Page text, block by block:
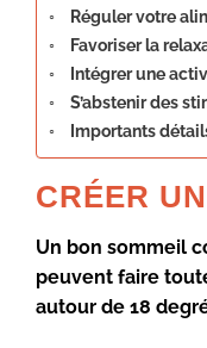
Réguler votre
Favoriser la
Intégrer une
S’abstenir des
Importants
CRÉER
Un bon sommeil
peuvent faire
autour de 18